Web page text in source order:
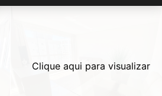
Clique aqui para visualizar